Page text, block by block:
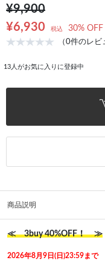
¥9,900
¥6,930
税込 30% OFF
（0件のレビ
13 人がお気に入りに登録中
商品説明
≪ 3buy 40%OFF！ ≫
2026年8月9日(日)23:59まで